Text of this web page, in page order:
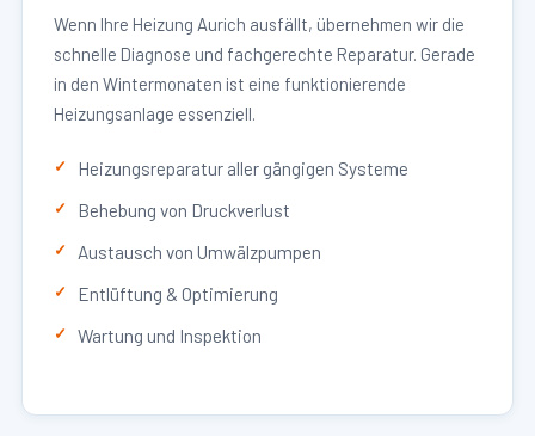
Wenn Ihre Heizung Aurich ausfällt, übernehmen wir die
schnelle Diagnose und fachgerechte Reparatur. Gerade
in den Wintermonaten ist eine funktionierende
Heizungsanlage essenziell.
Heizungsreparatur aller gängigen Systeme
Behebung von Druckverlust
Austausch von Umwälzpumpen
Entlüftung & Optimierung
Wartung und Inspektion